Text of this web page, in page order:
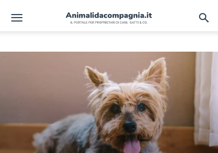
ARTICOLI IN EVIDENZA